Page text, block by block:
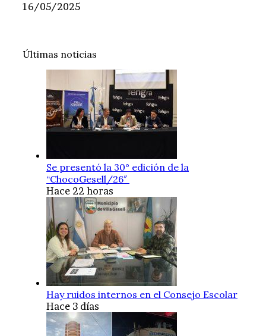
16/05/2025
Últimas noticias
Se presentó la 30° edición de la
“ChocoGesell/26″
Hace 22 horas
Hay ruidos internos en el Consejo Escolar
Hace 3 días